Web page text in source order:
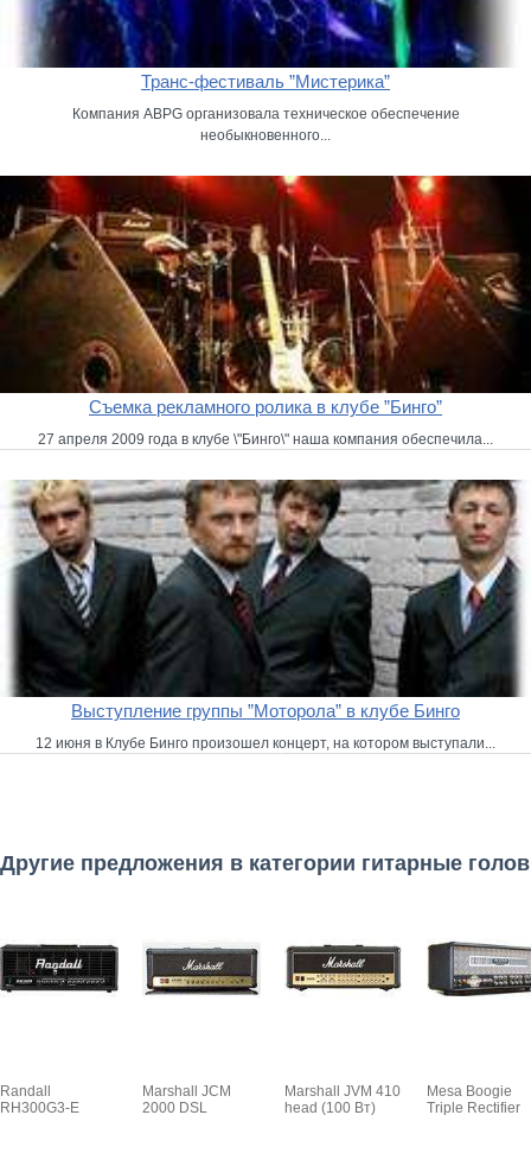
Транс-фестиваль ”Мистерика”
Компания ABPG организовала техническое обеспечение
необыкновенного...
Съемка рекламного ролика в клубе ”Бинго”
27 апреля 2009 года в клубе \"Бинго\" наша компания обеспечила...
Выступление группы ”Моторола” в клубе Бинго
12 июня в Клубе Бинго произошел концерт, на котором выступали...
Другие предложения в категории гитарные
Randall
RH300G3-E
Marshall JCM
2000 DSL
Marshall JVM 410
head (100 Вт)
Mesa Boogie
Triple Rectifier